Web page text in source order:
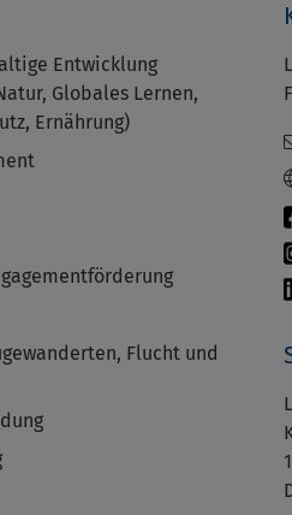
Entwicklung
Globales Lernen,
Ernährung)
Flucht und